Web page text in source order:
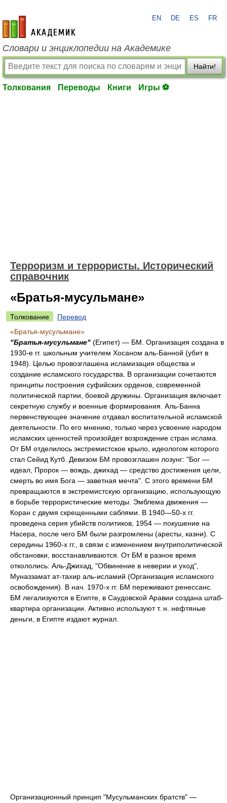
academic.ru
EN DE ES FR
Словари и энциклопедии на Академике
Найти!
Толкования Переводы Книги Игры ⚽
Терроризм и террористы. Исторический
справочник
«Братья-мусульмане»
Толкование
Перевод
«Братья-мусульмане»
"Братья-мусульмане" (Египет) — БМ. Организация создана в
1930-е гг. школьным учителем Хосаном аль-Банной (убит в
1948). Целью провозглашена исламизация общества и
создание исламского государства. В организации сочетаются
принципы построения суфийских орденов, современной
политической партии, боевой дружины. Организация включает
секретную службу и военные формирования. Аль-Банна
первенствующее значение отдавал воспитательной исламской
деятельности. По его мнению, только через усвоение народом
исламских ценностей произойдет возрождение стран ислама.
От БМ отделилось экстремистское крыло, идеологом которого
стал Сейид Кутб. Девизом БМ провозглашен лозунг: "Бог —
идеал, Пророк — вождь, джихад — средство достижения цели,
смерть во имя Бога — заветная мечта". С этого времени БМ
превращаются в экстремистскую организацию, использующую
в борьбе террористические методы. Эмблема движения —
Коран с двумя скрещенными саблями. В 1940—50-х гг.
проведена серия убийств политиков, 1954 — покушение на
Насера, после чего БМ были разгромлены (аресты, казни). С
середины 1960-х гг., в связи с изменением внутриполитической
обстановки, восстанавливаются. От БМ в разное время
откололись: Аль-Джихад, "Обвинение в неверии и уход",
Муназзамат ат-тахир аль-исламий (Организация исламского
освобождения). В нач. 1970-х гг. БМ переживают ренессанс.
БМ легализуются в Египте, в Саудовской Аравии создана штаб-
квартира организации. Активно используют т. н. нефтяные
деньги, в Египте издают журнал.
Организационный принцип "Мусульманских братств" —